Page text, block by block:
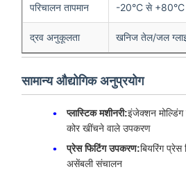
परिचालन तापमान -20°C से +80°C
द्रव अनुकूलता खनिज तेल/जल
सामान्य औद्योगिक अनुप्रयोग
प्लास्टिक मशीनरी:इंजेक्शन
कोर खींचने वाले उपकरण
प्रेस फिटिंग उपकरण:बियरिंग
असेंबली संचालन